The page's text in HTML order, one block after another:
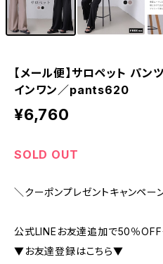
【メール便】サロペット パン
インワン／pants620
¥6,760
SOLD OUT
＼クーポンプレゼントキャンペー
公式LINEお友達追加で50％OFF
▼お友達登録はこちら▼